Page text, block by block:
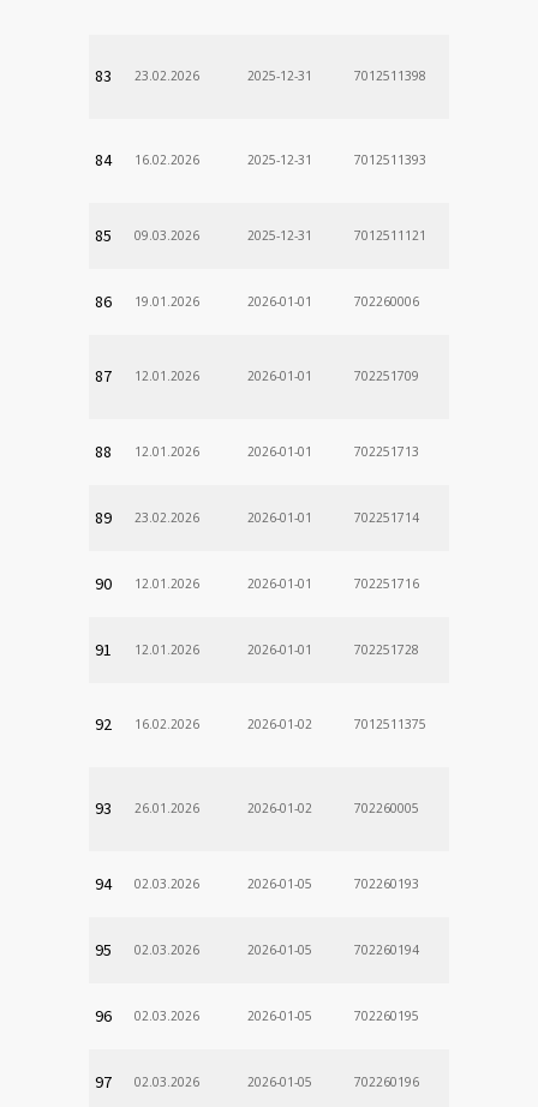
83 23.02.2026 2025-12-31 7012511398
84 16.02.2026 2025-12-31 7012511393
85 09.03.2026 2025-12-31 7012511121
86 19.01.2026 2026-01-01 702260006
87 12.01.2026 2026-01-01 702251709
88 12.01.2026 2026-01-01 702251713
89 23.02.2026 2026-01-01 702251714
90 12.01.2026 2026-01-01 702251716
91 12.01.2026 2026-01-01 702251728
92 16.02.2026 2026-01-02 7012511375
93 26.01.2026 2026-01-02 702260005
94 02.03.2026 2026-01-05 702260193
95 02.03.2026 2026-01-05 702260194
96 02.03.2026 2026-01-05 702260195
97 02.03.2026 2026-01-05 702260196